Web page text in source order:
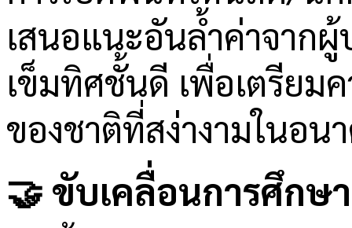
เสนอแนะอันล้ำค่าจากผู้
เข็มทิศชั้นดี เพื่อเตรียม
ของชาติที่สง่างามในอน
🤝 ขับเคลื่อนการศึกษ